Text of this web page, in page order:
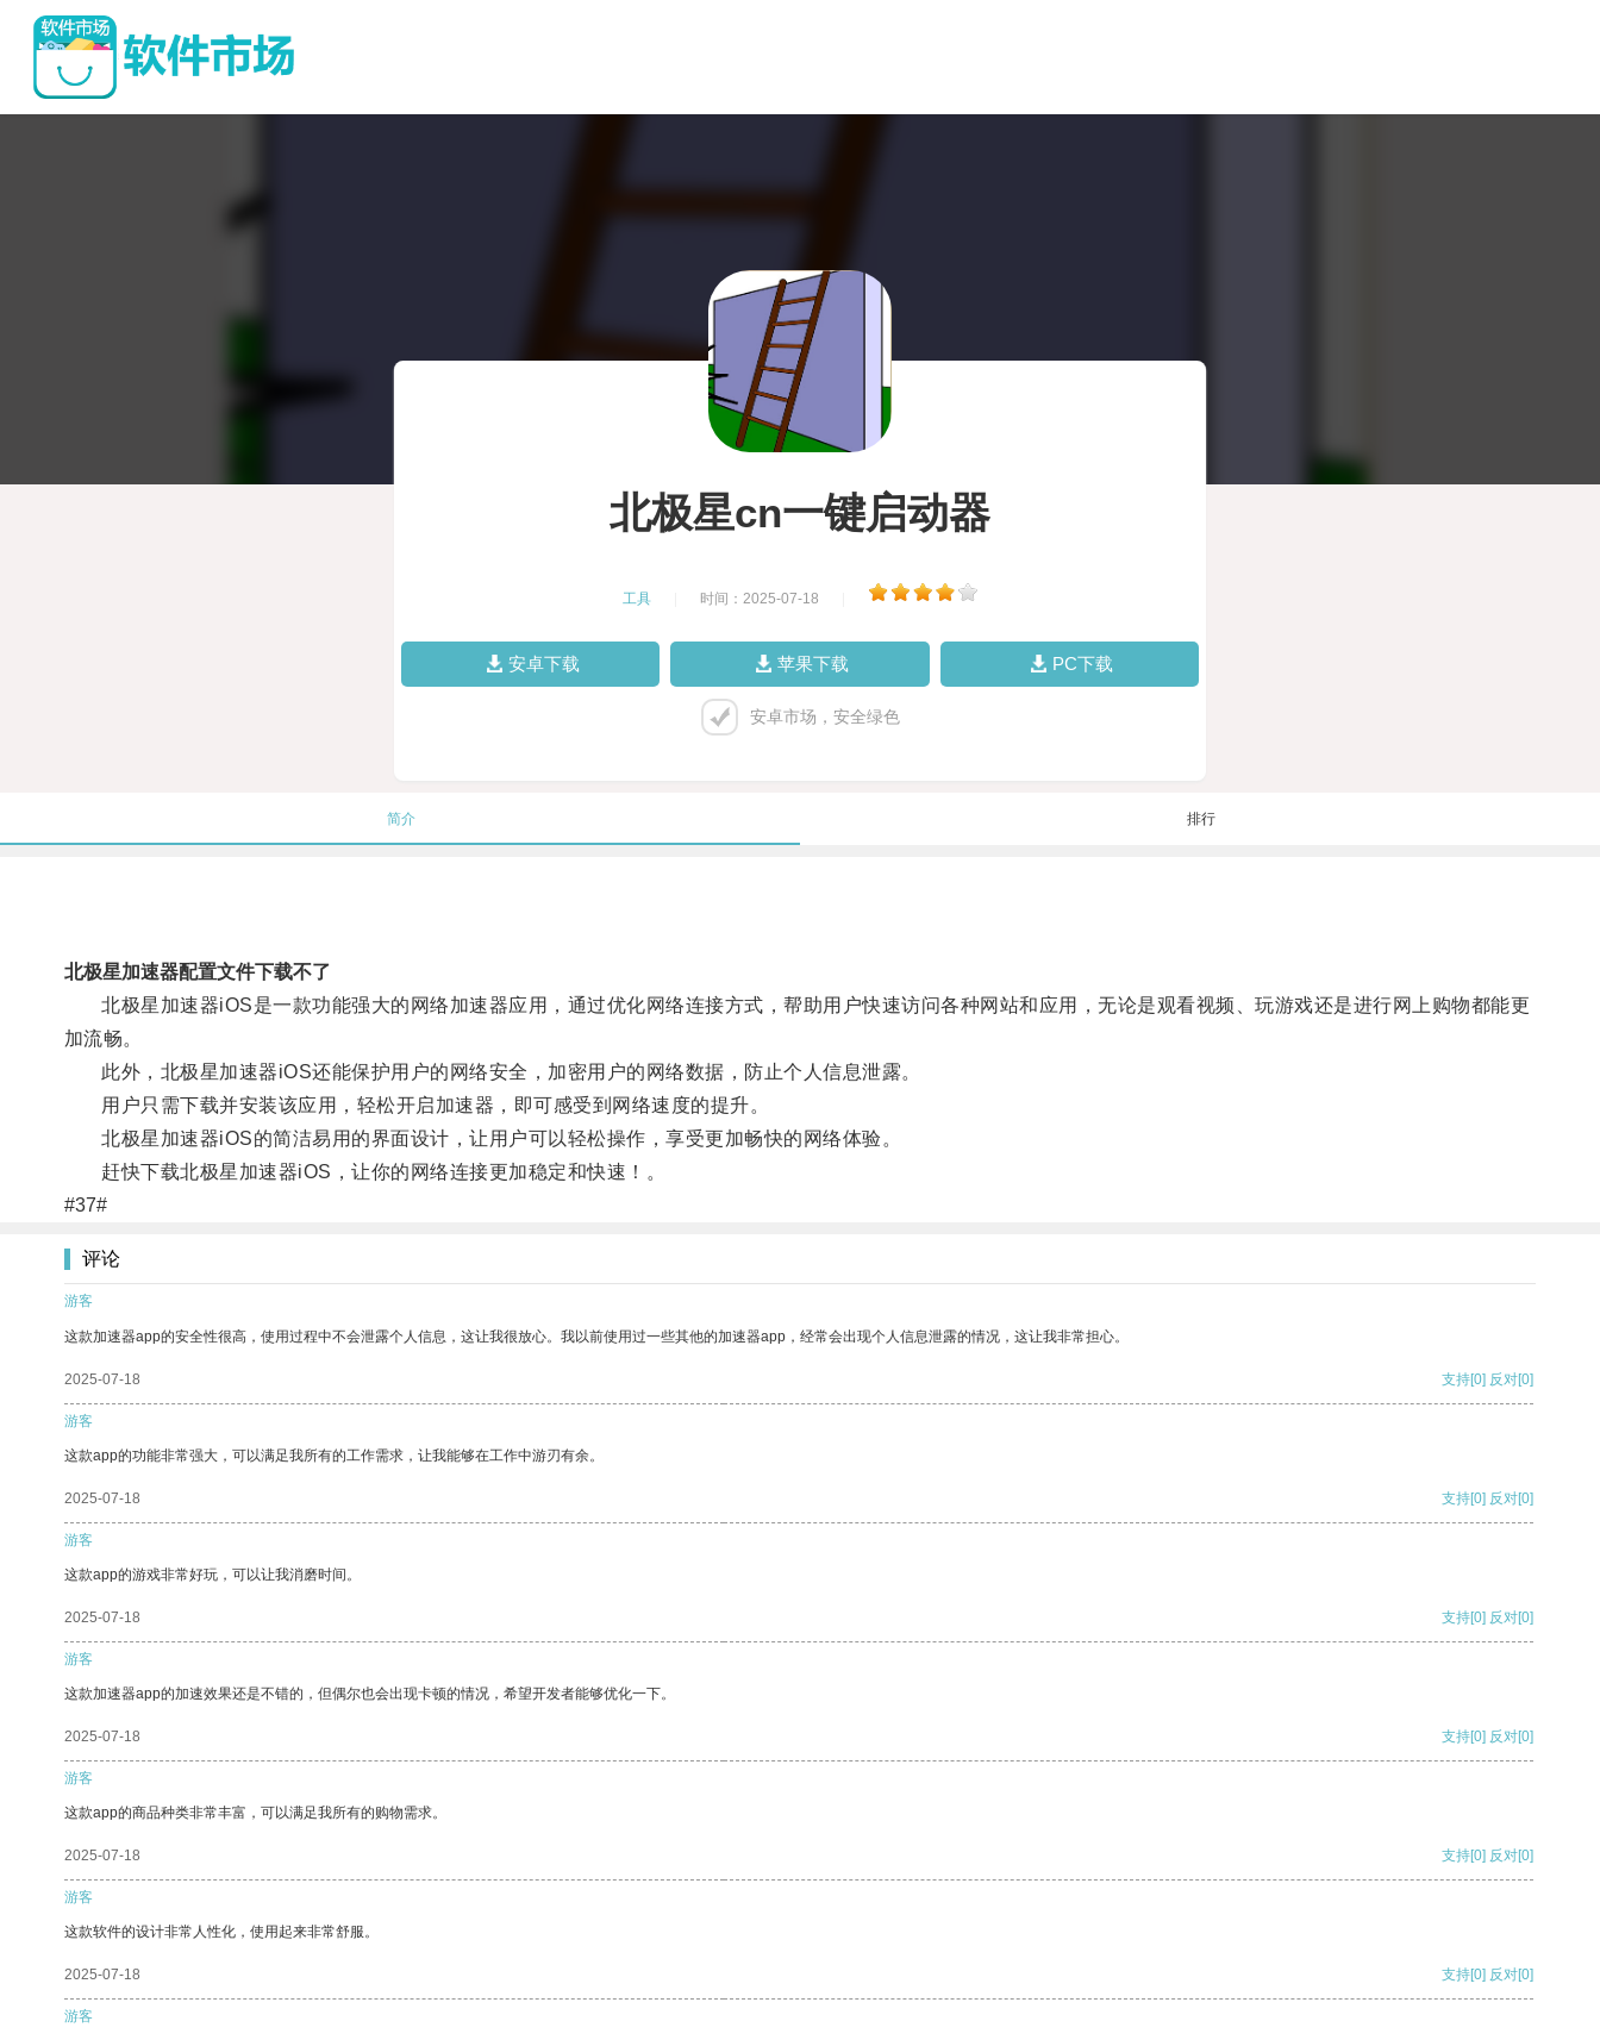
北极星cn一键启动器
工具 时间：2025-07-18
安卓下载 苹果下载 PC下载
安卓市场，安全绿色
简介 排行
北极星加速器配置文件下载不了
北极星加速器iOS是一款功能强大的网络加速器应用，通过优化网络连接方式，帮助用户快速访问各种网站和应用，无论是观看视频、玩游戏还是进行网上购物都能更
加流畅。
此外，北极星加速器iOS还能保护用户的网络安全，加密用户的网络数据，防止个人信息泄露。
用户只需下载并安装该应用，轻松开启加速器，即可感受到网络速度的提升。
北极星加速器iOS的简洁易用的界面设计，让用户可以轻松操作，享受更加畅快的网络体验。
赶快下载北极星加速器iOS，让你的网络连接更加稳定和快速！。
#37#
评论
游客
这款加速器app的安全性很高，使用过程中不会泄露个人信息，这让我很放心。我以前使用过一些其他的加速器app，经常会出现个人信息泄露的情况，这让我非常担心。
2025-07-18 支持[0] 反对[0]
游客
这款app的功能非常强大，可以满足我所有的工作需求，让我能够在工作中游刃有余。
2025-07-18 支持[0] 反对[0]
游客
这款app的游戏非常好玩，可以让我消磨时间。
2025-07-18 支持[0] 反对[0]
游客
这款加速器app的加速效果还是不错的，但偶尔也会出现卡顿的情况，希望开发者能够优化一下。
2025-07-18 支持[0] 反对[0]
游客
这款app的商品种类非常丰富，可以满足我所有的购物需求。
2025-07-18 支持[0] 反对[0]
游客
这款软件的设计非常人性化，使用起来非常舒服。
2025-07-18 支持[0] 反对[0]
游客